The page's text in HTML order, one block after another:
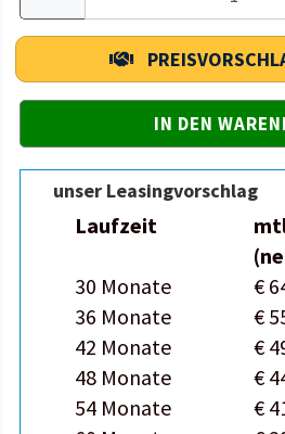
unser Leasingvorschlag
Laufzeit
30 Monate
€
36 Monate
€
42 Monate
€
48 Monate
€
54 Monate
€